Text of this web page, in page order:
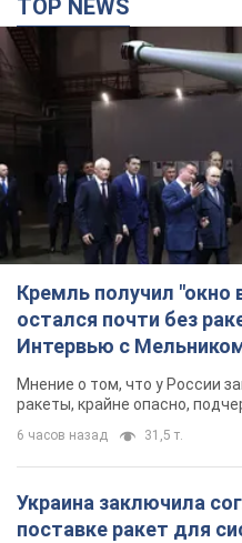
TOP NEWS
Кремль получил
остался почти без
Интервью с
Мнение о том, что у России
ракеты, крайне опасно,
6 часов назад 31,5 т.
Украина заключила
поставке ракет для